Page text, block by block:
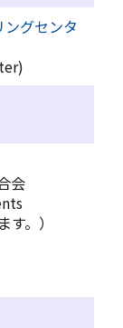
グセンタ
会
。）